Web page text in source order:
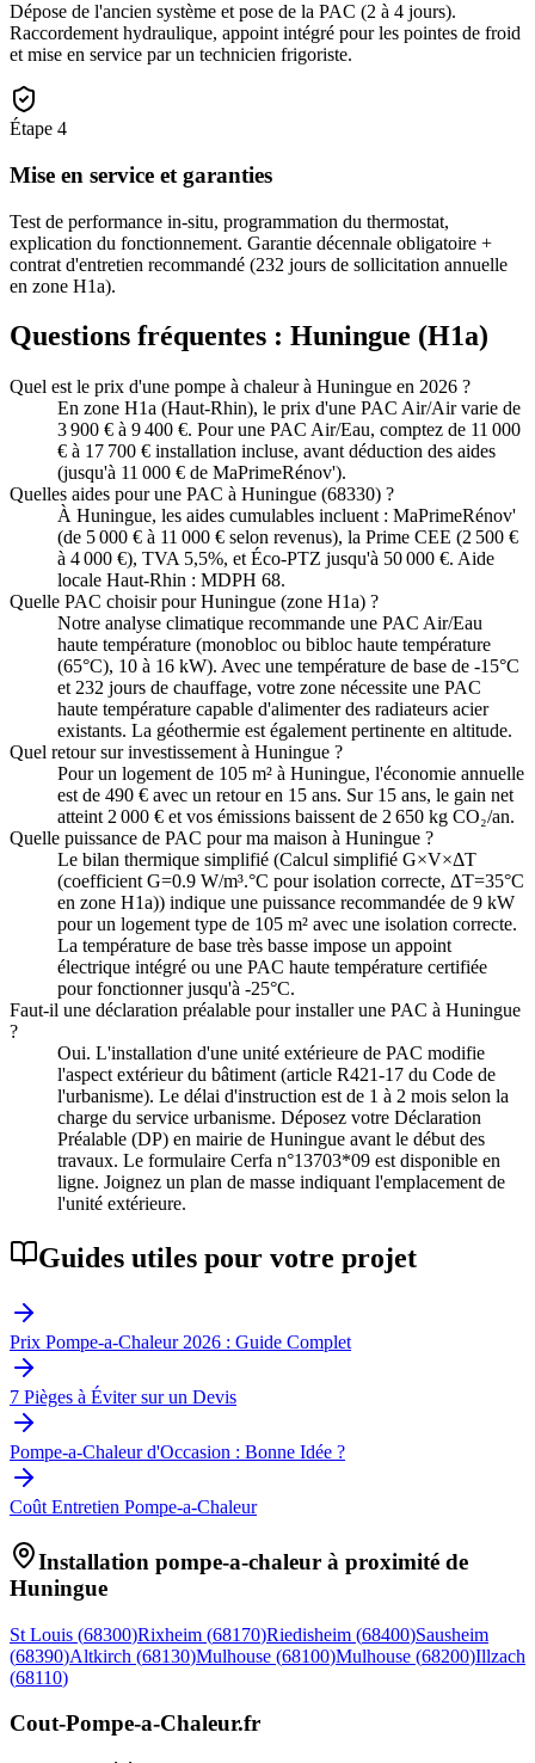
Dépose de l'ancien système et pose de la PAC (2 à 4 jours).
Raccordement hydraulique, appoint intégré pour les pointes de froid
et mise en service par un technicien frigoriste.
Étape 4
Mise en service et garanties
Test de performance in-situ, programmation du thermostat,
explication du fonctionnement. Garantie décennale obligatoire +
contrat d'entretien recommandé (232 jours de sollicitation annuelle
en zone H1a).
Questions fréquentes : Huningue (H1a)
Quel est le prix d'une pompe à chaleur à Huningue en 2026 ?
En zone H1a (Haut-Rhin), le prix d'une PAC Air/Air varie de
3 900 € à 9 400 €. Pour une PAC Air/Eau, comptez de 11 000
€ à 17 700 € installation incluse, avant déduction des aides
(jusqu'à 11 000 € de MaPrimeRénov').
Quelles aides pour une PAC à Huningue (68330) ?
À Huningue, les aides cumulables incluent : MaPrimeRénov'
(de 5 000 € à 11 000 € selon revenus), la Prime CEE (2 500 €
à 4 000 €), TVA 5,5%, et Éco-PTZ jusqu'à 50 000 €. Aide
locale Haut-Rhin : MDPH 68.
Quelle PAC choisir pour Huningue (zone H1a) ?
Notre analyse climatique recommande une PAC Air/Eau
haute température (monobloc ou bibloc haute température
(65°C), 10 à 16 kW). Avec une température de base de -15°C
et 232 jours de chauffage, votre zone nécessite une PAC
haute température capable d'alimenter des radiateurs acier
existants. La géothermie est également pertinente en altitude.
Quel retour sur investissement à Huningue ?
Pour un logement de 105 m² à Huningue, l'économie annuelle
est de 490 € avec un retour en 15 ans. Sur 15 ans, le gain net
atteint 2 000 € et vos émissions baissent de 2 650 kg CO₂/an.
Quelle puissance de PAC pour ma maison à Huningue ?
Le bilan thermique simplifié (Calcul simplifié G×V×ΔT
(coefficient G=0.9 W/m³.°C pour isolation correcte, ΔT=35°C
en zone H1a)) indique une puissance recommandée de 9 kW
pour un logement type de 105 m² avec une isolation correcte.
La température de base très basse impose un appoint
électrique intégré ou une PAC haute température certifiée
pour fonctionner jusqu'à -25°C.
Faut-il une déclaration préalable pour installer une PAC à Huningue
?
Oui. L'installation d'une unité extérieure de PAC modifie
l'aspect extérieur du bâtiment (article R421-17 du Code de
l'urbanisme). Le délai d'instruction est de 1 à 2 mois selon la
charge du service urbanisme. Déposez votre Déclaration
Préalable (DP) en mairie de Huningue avant le début des
travaux. Le formulaire Cerfa n°13703*09 est disponible en
ligne. Joignez un plan de masse indiquant l'emplacement de
l'unité extérieure.
Guides utiles pour votre projet
Prix Pompe-a-Chaleur 2026 : Guide Complet
7 Pièges à Éviter sur un Devis
Pompe-a-Chaleur d'Occasion : Bonne Idée ?
Coût Entretien Pompe-a-Chaleur
Installation pompe-a-chaleur à proximité de
Huningue
St Louis (68300)Rixheim (68170)Riedisheim (68400)Sausheim
(68390)Altkirch (68130)Mulhouse (68100)Mulhouse (68200)Illzach
(68110)
Cout-Pompe-a-Chaleur.fr